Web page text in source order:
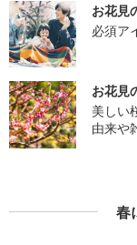
お花見
必須ア
お花見
美しい
由来や
春